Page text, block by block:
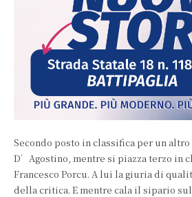
Secondo posto in classifica per un
D’Agostino, mentre si piazza terzo in
Francesco Porcu. A lui la giuria di
della critica. E mentre cala il sipario